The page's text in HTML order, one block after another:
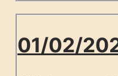
01/02/